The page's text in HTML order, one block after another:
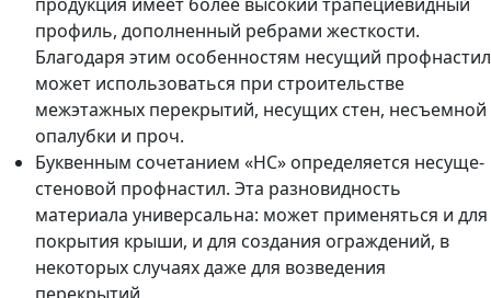
профиль, дополненный ребрами жесткости.
Благодаря этим особенностям несущий профнастил
может использоваться при строительстве
межэтажных перекрытий, несущих стен, несъемной
опалубки и проч.
Буквенным сочетанием «НС» определяется несуще-
стеновой профнастил. Эта разновидность
материала универсальна: может применяться и для
покрытия крыши, и для создания ограждений, в
некоторых случаях даже для возведения